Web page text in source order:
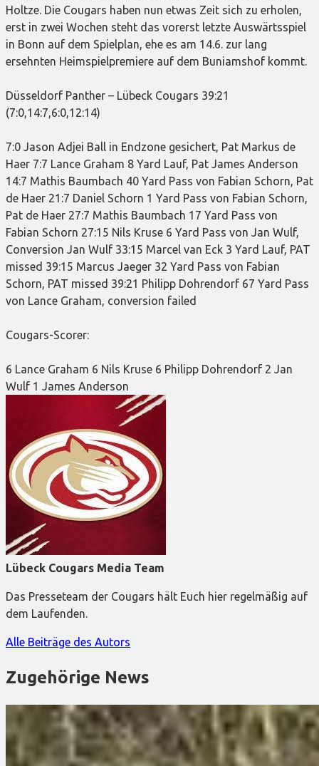
Holtze. Die Cougars haben nun etwas Zeit sich zu erholen,
erst in zwei Wochen steht das vorerst letzte Auswärtsspiel
in Bonn auf dem Spielplan, ehe es am 14.6. zur lang
ersehnten Heimspielpremiere auf dem Buniamshof kommt.
Düsseldorf Panther – Lübeck Cougars 39:21
(7:0,14:7,6:0,12:14)
7:0 Jason Adjei Ball in Endzone gesichert, Pat Markus de
Haer 7:7 Lance Graham 8 Yard Lauf, Pat James Anderson
14:7 Mathis Baumbach 40 Yard Pass von Fabian Schorn, Pat
de Haer 21:7 Daniel Schorn 1 Yard Pass von Fabian Schorn,
Pat de Haer 27:7 Mathis Baumbach 17 Yard Pass von
Fabian Schorn 27:15 Nils Kruse 6 Yard Pass von Jan Wulf,
Conversion Jan Wulf 33:15 Marcel van Eck 3 Yard Lauf, PAT
missed 39:15 Marcus Jaeger 32 Yard Pass von Fabian
Schorn, PAT missed 39:21 Philipp Dohrendorf 67 Yard Pass
von Lance Graham, conversion failed
Cougars-Scorer:
6 Lance Graham 6 Nils Kruse 6 Philipp Dohrendorf 2 Jan
Wulf 1 James Anderson
Lübeck Cougars Media Team
Das Presseteam der Cougars hält Euch hier regelmäßig auf
dem Laufenden.
Alle Beiträge des Autors
Zugehörige News